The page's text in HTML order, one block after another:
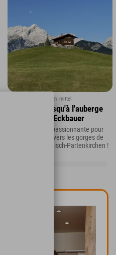
↕ 530 hm mittel
Randonnée jusqu'à l'auberge
de montagne Eckbauer
Une randonnée passionnante pour
les familles à travers les gorges de
Partnach à Garmisch-Partenkirchen !